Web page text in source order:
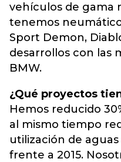
vehículos de gama
tenemos
Sport Demon,
desarrollos con las
BMW.
¿Qué proyectos
Hemos reducido
al mismo tiempo
utilización de
frente a 2015.